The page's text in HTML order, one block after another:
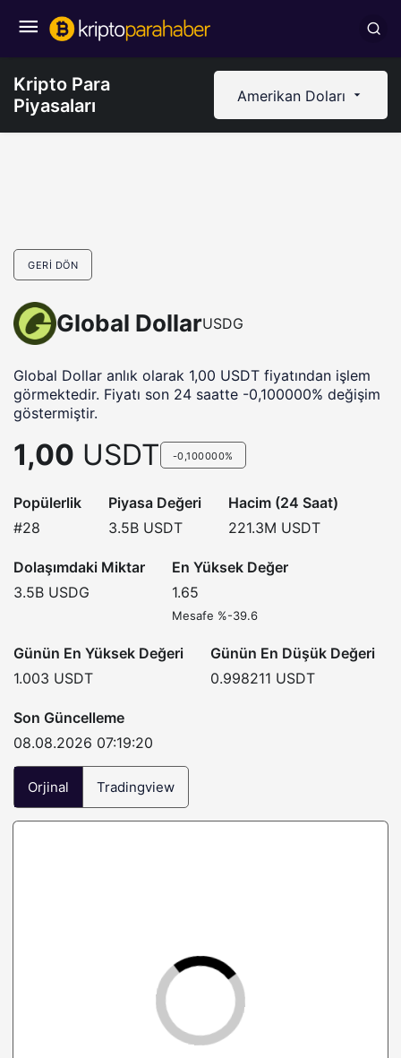
Kripto Para
Piyasaları
Amerikan Doları
GERI DÖN
Global DollarUSDG
Global Dollar anlık olarak 1,00 USDT fiyatından işlem
görmektedir. Fiyatı son 24 saatte -0,100000% değişim
göstermiştir.
1,00 USDT -0,100000%
Popülerlik
#28
Piyasa Değeri
3.5B USDT
Hacim (24 Saat)
221.3M USDT
Dolaşımdaki Miktar
3.5B USDG
En Yüksek Değer
1.65
Mesafe %-39.6
Günün En Yüksek Değeri
1.003 USDT
Günün En Düşük Değeri
0.998211 USDT
Son Güncelleme
08.08.2026 07:19:20
Orjinal Tradingview